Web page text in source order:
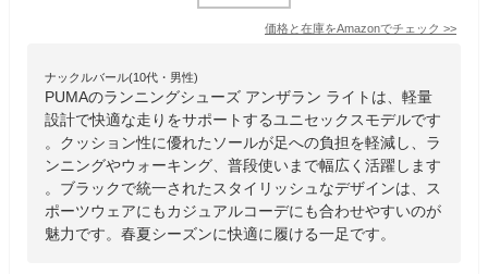
価格と在庫をAmazonでチェック >>
ナックルバール(10代・男性)
PUMAのランニングシューズ アンザラン ライトは、軽量
設計で快適な走りをサポートするユニセックスモデルです
。クッション性に優れたソールが足への負担を軽減し、ラ
ンニングやウォーキング、普段使いまで幅広く活躍します
。ブラックで統一されたスタイリッシュなデザインは、ス
ポーツウェアにもカジュアルコーデにも合わせやすいのが
魅力です。春夏シーズンに快適に履ける一足です。